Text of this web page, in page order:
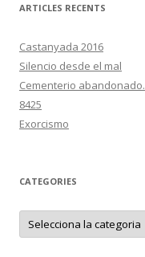
ARTICLES RECENTS
Castanyada 2016
Silencio desde el mal
Cementerio abandonado.
8425
Exorcismo
CATEGORIES
C
t